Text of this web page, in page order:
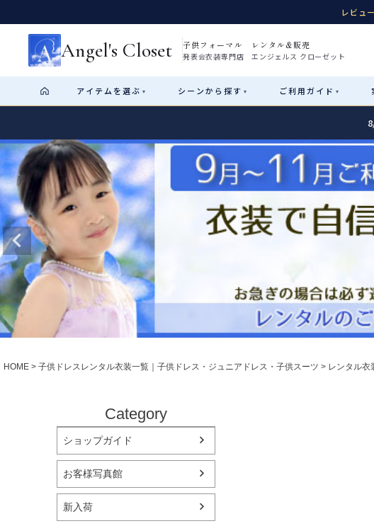
レビュ
Angel's Closet 子供フォーマル レンタル&販売
発表会衣装専門店 エンジェルス クローゼット
アイテム を選ぶ ▾ シーンから探す ▾ ご利用ガイド ▾
カ
Rental レンタル
女の子ドレス
小物・アクセ パ
アウター レディース
Recital & Concours
舞台で輝くステージ衣装
Wedding
Start はじめに
01 ショップガイド（総合案内）
レンタル・販売の入口
02 サイズの選び方
測り方と目安
Angel's Closetについて
創業2003年からの想い
Rental
04 レ
予
06 あ
汚
Atelier
実店舗 つくば店
Tsukuba Boutique
〒 茨城県土浦市大町14-16-1F
HOME 子供ドレスレンタル衣装一覧｜子供ドレス・ジュニアドレス・子供スーツ レンタル
Category
ショップガイド
お客様写真館
新入荷